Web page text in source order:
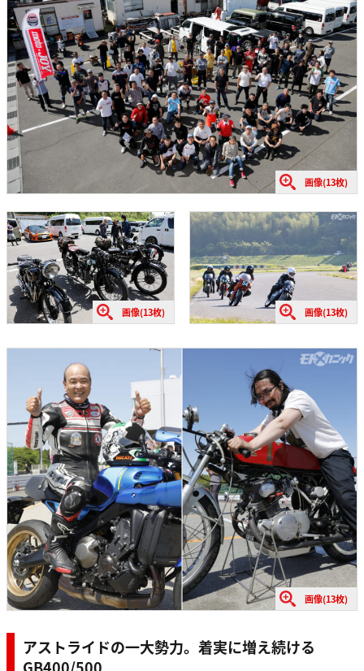
画像(13枚)
画像(13枚) 画像(13枚)
画像(13枚)
アストライドの一大勢力。着実に増え続ける